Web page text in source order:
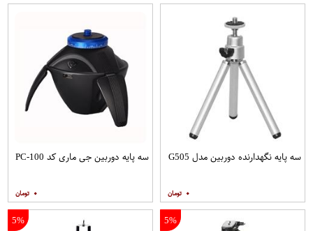
سه پایه نگهدارنده دوربین مدل G505
۰
سه پایه دوربین جی ماری کد PC-100
۰
5%
5%